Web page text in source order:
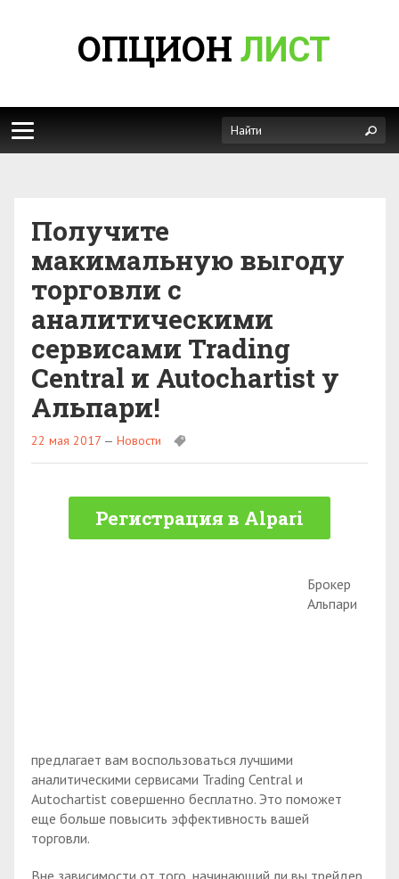
ОПЦИОН ЛИСТ
Получите
макимальную выгоду
торговли с
аналитическими
сервисами Trading
Central и Autochartist у
Альпари!
22 мая 2017 — Новости
Регистрация в Alpari
Брокер
Альпари
предлагает вам воспользоваться лучшими
аналитическими сервисами Trading Central и
Autochartist совершенно бесплатно. Это поможет
еще больше повысить эффективность вашей
торговли.